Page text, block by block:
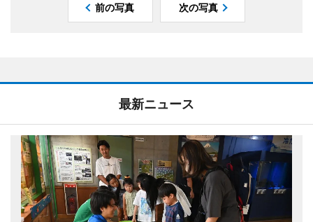
前の写真 次の写真
最新ニュース